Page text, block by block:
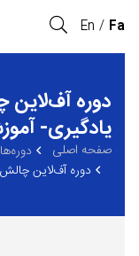
Fa
En
دوره
یادگیری-
صفحه اصلی
‏دوره‌ها
دوره آف‌لاین